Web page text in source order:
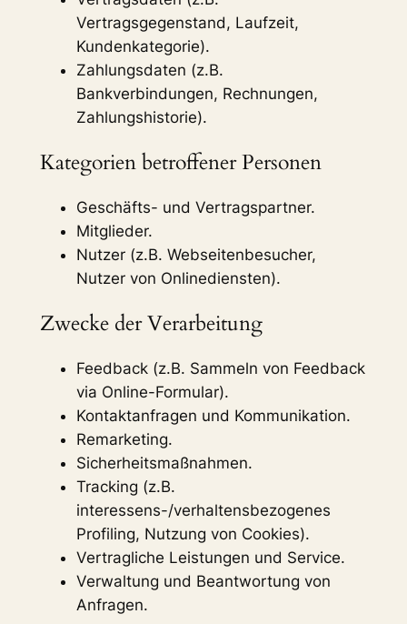
Vertragsgegenstand, Laufzeit,
Kundenkategorie).
Zahlungsdaten (z.B.
Bankverbindungen, Rechnungen,
Zahlungshistorie).
Kategorien betroffener Personen
Geschäfts- und Vertragspartner.
Mitglieder.
Nutzer (z.B. Webseitenbesucher,
Nutzer von Onlinediensten).
Zwecke der Verarbeitung
Feedback (z.B. Sammeln von Feedback
via Online-Formular).
Kontaktanfragen und Kommunikation.
Remarketing.
Sicherheitsmaßnahmen.
Tracking (z.B.
interessens-/verhaltensbezogenes
Profiling, Nutzung von Cookies).
Vertragliche Leistungen und Service.
Verwaltung und Beantwortung von
Anfragen.